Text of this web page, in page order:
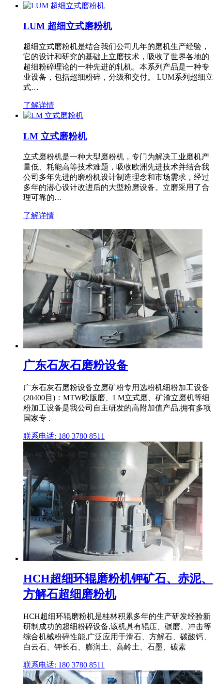
LUM 超细立式磨粉机
超细立式磨粉机是结合我们公司几年的磨机生产经验，
它的设计和研究的基础上立磨技术，吸收了世界各地的
超细粉碎理论的一种先进的轧机。本系列产品是一种专
业设备，包括超细粉碎，分级和交付。 LUM系列超细立
式…
了解详情
LM 立式磨粉机
立式磨粉机是一种大型磨粉机，专门为解决工业磨机产
量低、耗能高等技术难题，吸收欧洲先进技术并结合我
公司多年先进的磨粉机设计制造理念和市场需求，经过
多年的潜心设计改进后的大型粉磨设备。立磨采用了合
理可靠的…
了解详情
广东石灰石磨粉设备
广东石灰石磨粉设备立磨矿粉专用选粉机细粉加工设备
(20400目)：MTW欧版磨、LM立式磨、矿渣立磨机等细
粉加工设备是我公司自主研发的高附加值产品,拥有多项
国家专 .
联系电话: 180 3780 8511
HCH超细环辊磨粉机钾矿石、赤泥、
方解石超细磨粉机
HCH超细环辊磨粉机是桂林积累多年的生产研发经验新
研制成功的超细粉碎设备,该机具有辊压、碾磨、冲击等
综合机械粉碎性能,广泛应用于滑石、方解石、碳酸钙、
白云石、钾长石、膨润土、高岭土、石墨、碳素
联系电话: 180 3780 8511